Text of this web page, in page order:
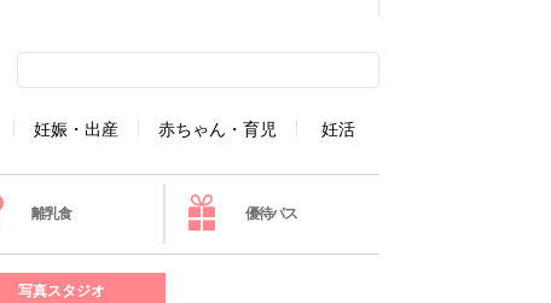
妊娠・出産 赤ちゃん・育児 妊活
離乳食 優待パス
写真スタジオ